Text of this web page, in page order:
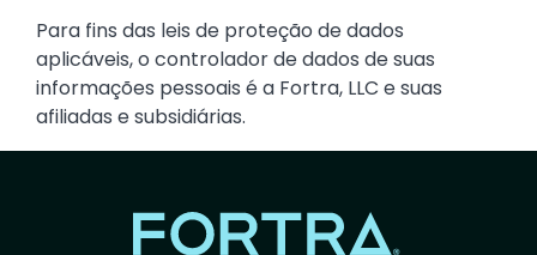
Para fins das leis de proteção de dados
aplicáveis, o controlador de dados de suas
informações pessoais é a Fortra, LLC e suas
afiliadas e subsidiárias.